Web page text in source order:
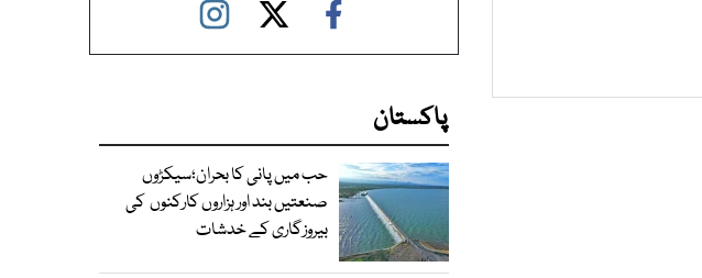
پاکستان
حب میں پانی کا بحران؛سیکڑوں
صنعتیں بند اور ہزاروں کارکنوں کی
بیروزگاری کے خدشات